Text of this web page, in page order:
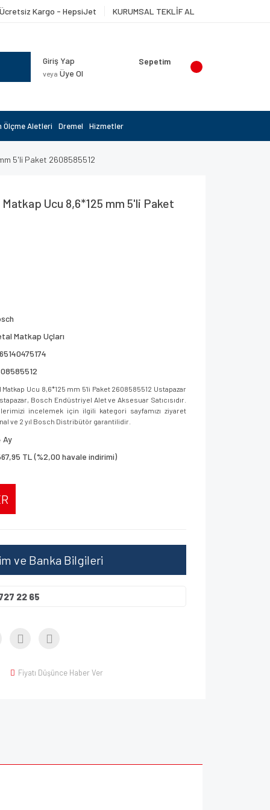
Kargo - HepsiJet KURUMSAL TEKLİF AL
Giriş Yap
veya Üye Ol
Sepetim
Ölçme Aletleri Dremel Hizmetler
5'li Paket 2608585512
Ucu 8,6*125 mm 5'li Paket
Matkap Uçları
Ucu 8,6*125 mm 5'li Paket 2608585512 Ustapazar
Bosch Endüstriyel Alet ve Aksesuar Satıcısıdır.
incelemek için ilgili kategori sayfamızı ziyaret
ve 2 yıl Bosch Distribütör garantilidir.
Ay
TL (%2,00 havale indirimi)
ve Banka Bilgileri
22 65
Fiyatı Düşünce Haber Ver